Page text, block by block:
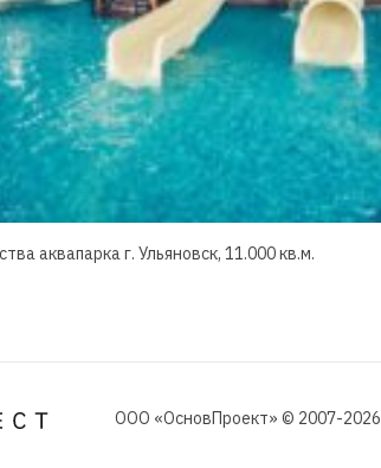
аквапарка г. Ульяновск, 11.000 кв.м.
ООО «ОсновПроект» © 2007-2026